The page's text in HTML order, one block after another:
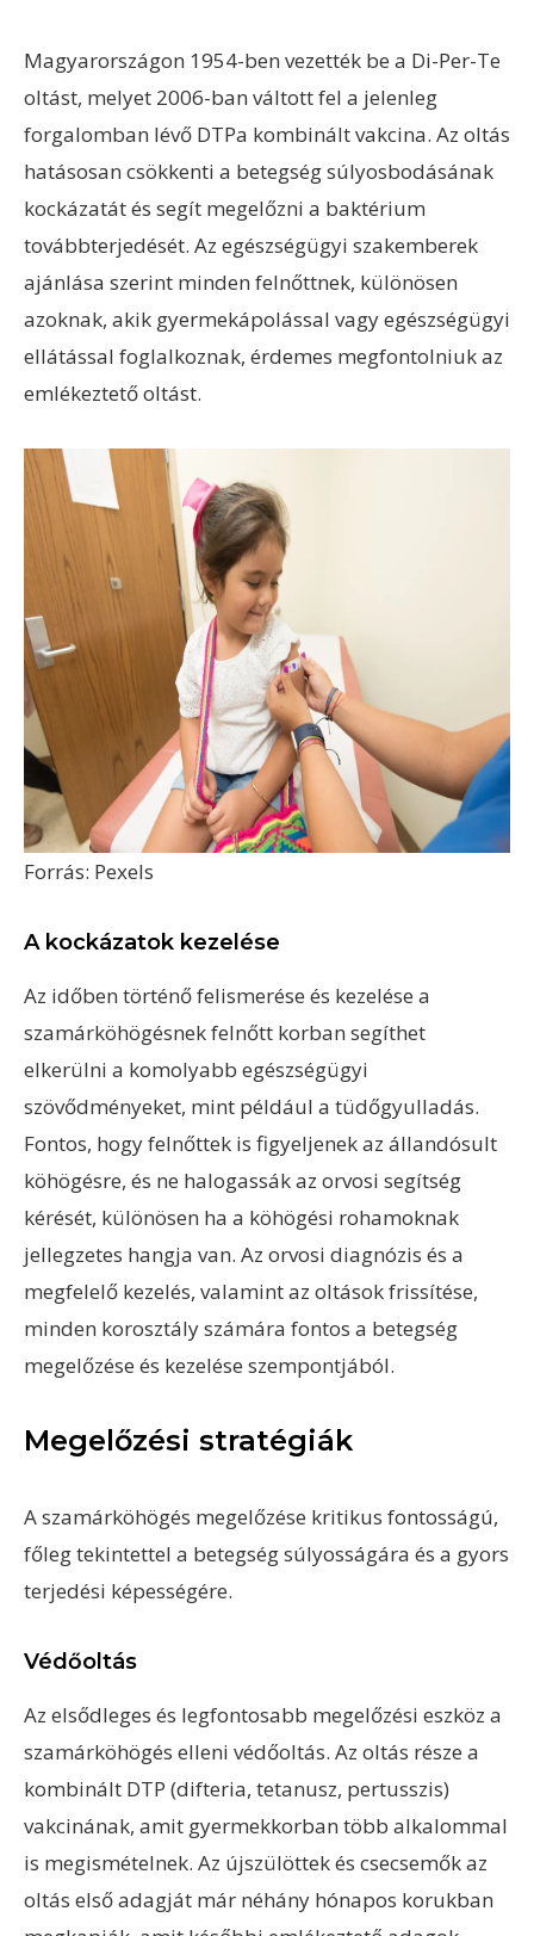
Magyarországon 1954-ben vezették be a Di-Per-Te
oltást, melyet 2006-ban váltott fel a jelenleg
forgalomban lévő DTPa kombinált vakcina. Az oltás
hatásosan csökkenti a betegség súlyosbodásának
kockázatát és segít megelőzni a baktérium
továbbterjedését. Az egészségügyi szakemberek
ajánlása szerint minden felnőttnek, különösen
azoknak, akik gyermekápolással vagy egészségügyi
ellátással foglalkoznak, érdemes megfontolniuk az
emlékeztető oltást.
Forrás: Pexels
A kockázatok kezelése
Az időben történő felismerése és kezelése a
szamárköhögésnek felnőtt korban segíthet
elkerülni a komolyabb egészségügyi
szövődményeket, mint például a tüdőgyulladás.
Fontos, hogy felnőttek is figyeljenek az állandósult
köhögésre, és ne halogassák az orvosi segítség
kérését, különösen ha a köhögési rohamoknak
jellegzetes hangja van. Az orvosi diagnózis és a
megfelelő kezelés, valamint az oltások frissítése,
minden korosztály számára fontos a betegség
megelőzése és kezelése szempontjából.
Megelőzési stratégiák
A szamárköhögés megelőzése kritikus fontosságú,
főleg tekintettel a betegség súlyosságára és a gyors
terjedési képességére.
Védőoltás
Az elsődleges és legfontosabb megelőzési eszköz a
szamárköhögés elleni védőoltás. Az oltás része a
kombinált DTP (difteria, tetanusz, pertusszis)
vakcinának, amit gyermekkorban több alkalommal
is megismételnek. Az újszülöttek és csecsemők az
oltás első adagját már néhány hónapos korukban